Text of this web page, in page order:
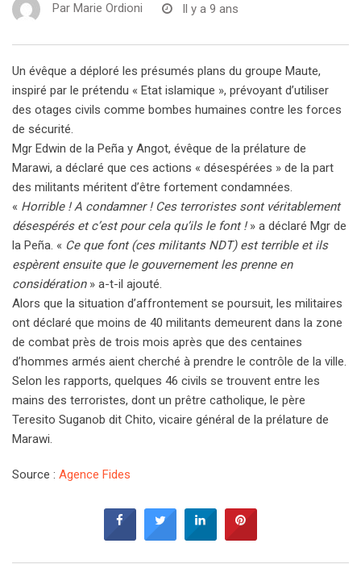
Par Marie Ordioni Il y a 9 ans
Un évêque a déploré les présumés plans du groupe Maute,
inspiré par le prétendu « Etat islamique », prévoyant d’utiliser
des otages civils comme bombes humaines contre les forces
de sécurité.
Mgr Edwin de la Peña y Angot, évêque de la prélature de
Marawi, a déclaré que ces actions « désespérées » de la part
des militants méritent d’être fortement condamnées.
« Horrible ! A condamner ! Ces terroristes sont véritablement
désespérés et c’est pour cela qu’ils le font !» a déclaré Mgr de
la Peña. « Ce que font (ces militants NDT) est terrible et ils
espèrent ensuite que le gouvernement les prenne en
considération» a-t-il ajouté.
Alors que la situation d’affrontement se poursuit, les militaires
ont déclaré que moins de 40 militants demeurent dans la zone
de combat près de trois mois après que des centaines
d’hommes armés aient cherché à prendre le contrôle de la ville.
Selon les rapports, quelques 46 civils se trouvent entre les
mains des terroristes, dont un prêtre catholique, le père
Teresito Suganob dit Chito, vicaire général de la prélature de
Marawi.
Source : Agence Fides